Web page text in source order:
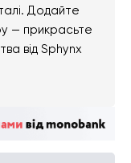
Додайте
— прикрасьте
від Sphynx